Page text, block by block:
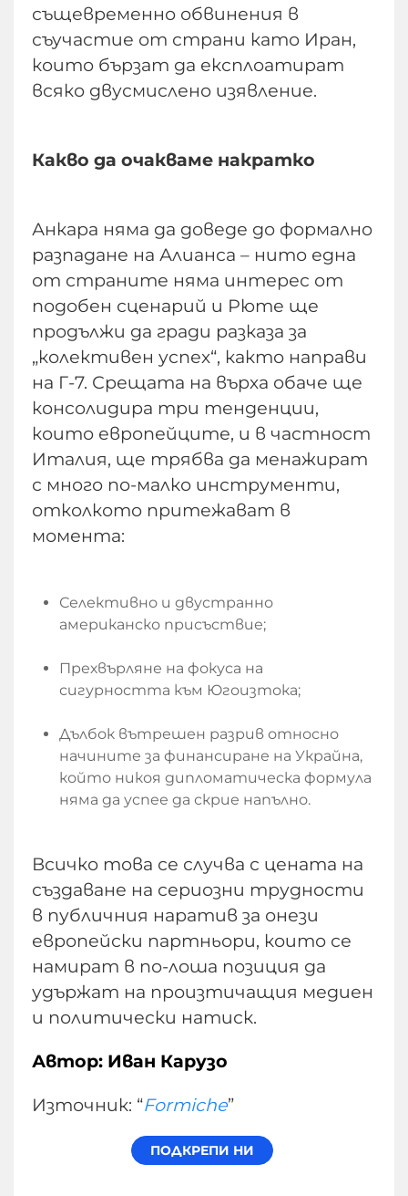
същевременно обвинения в
съучастие от страни като Иран,
които бързат да експлоатират
всяко двусмислено изявление.
Какво да очакваме накратко
Анкара няма да доведе до формално
разпадане на Алианса – нито една
от страните няма интерес от
подобен сценарий и Рюте ще
продължи да гради разказа за
„колективен успех“, както направи
на Г-7. Срещата на върха обаче ще
консолидира три тенденции,
които европейците, и в частност
Италия, ще трябва да менажират
с много по-малко инструменти,
отколкото притежават в
момента:
Селективно и двустранно
американско присъствие;
Прехвърляне на фокуса на
сигурността към Югоизтока;
Дълбок вътрешен разрив относно
начините за финансиране на Украйна,
който никоя дипломатическа формула
няма да успее да скрие напълно.
Всичко това се случва с цената на
създаване на сериозни трудности
в публичния наратив за онези
европейски партньори, които се
намират в по-лоша позиция да
удържат на произтичащия медиен
и политически натиск.
Автор: Иван Карузо
Източник: “Formiche”